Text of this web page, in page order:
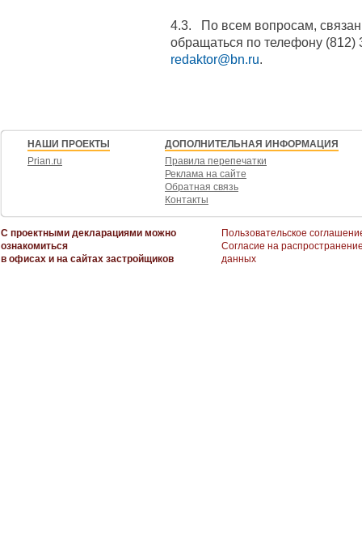
4.3. По всем вопросам,
обращаться по телефону (812)
redaktor@bn.ru.
НАШИ ПРОЕКТЫ
Prian.ru
ДОПОЛНИТЕЛЬНАЯ ИНФОРМАЦИЯ
Правила перепечатки
Реклама на сайте
Обратная связь
Контакты
С проектными декларациями можно
ознакомиться
в офисах и на сайтах застройщиков
Пользовательское
Согласие на
данных